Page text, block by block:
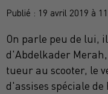
Publié : 19 avril 2019 à
On parle peu de lui,
d'Abdelkader
tueur au scooter, le
d'assises spéciale